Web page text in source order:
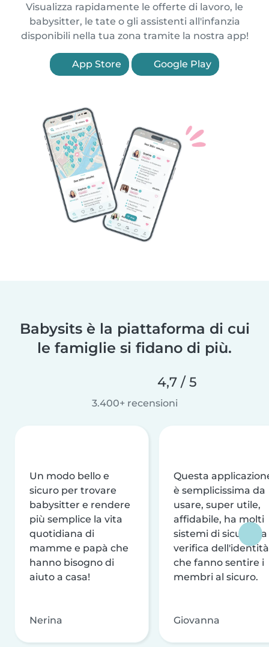
Visualizza rapidamente le offerte di lavoro, le
babysitter, le tate o gli assistenti all'infanzia
disponibili nella tua zona tramite la nostra app!
App Store Google Play
Babysits è la piattaforma di cui
le famiglie si fidano di più.
4,7 / 5
3.400+ recensioni
Un modo bello e
sicuro per trovare
babysitter e rendere
più semplice la vita
quotidiana di
mamme e papà che
hanno bisogno di
aiuto a casa!
Nerina
Questa
è semplicissima da
usare, super utile,
affidabile, ha molti
sistemi di sicurezza
verifica dell'identità
che fanno sentire i
membri al sicuro.
Giovanna